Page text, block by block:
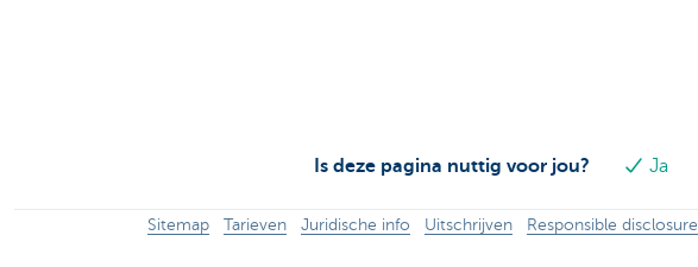
Is deze pagina nuttig voor jou? Ja
Sitemap Tarieven Juridische info Uitschrijven Responsible disclosure